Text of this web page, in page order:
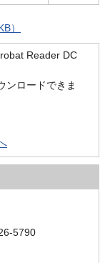
）
Reader DC
ンロードできま
5790